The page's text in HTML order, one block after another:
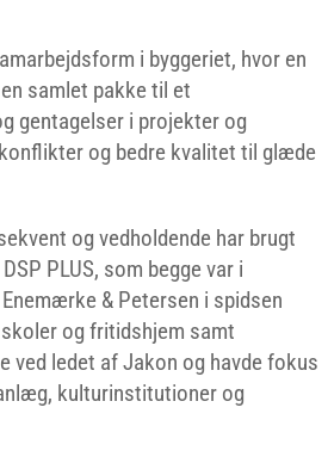
i byggeriet, hvor en
samlet pakke til et
gentagelser i projekter og
og bedre kvalitet til glæde
og vedholdende har brugt
PLUS, som begge var i
& Petersen i spidsen
og fritidshjem samt
ved ledet af Jakon og havde fokus
kulturinstitutioner og